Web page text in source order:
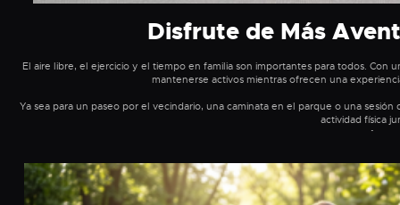
Disfrute de Más
El aire libre, el ejercicio y el tiempo en familia son importantes para todos. Con
mantenerse activos mientras ofrecen una
Ya sea para un paseo por el vecindario, una caminata en el parque o una
actividad física